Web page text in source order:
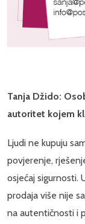
Tanja Džido:
autoritet kojem
Ljudi ne kupuju
povjerenje,
osjećaj sigurnosti.
prodaja više nije
na autentičnosti i